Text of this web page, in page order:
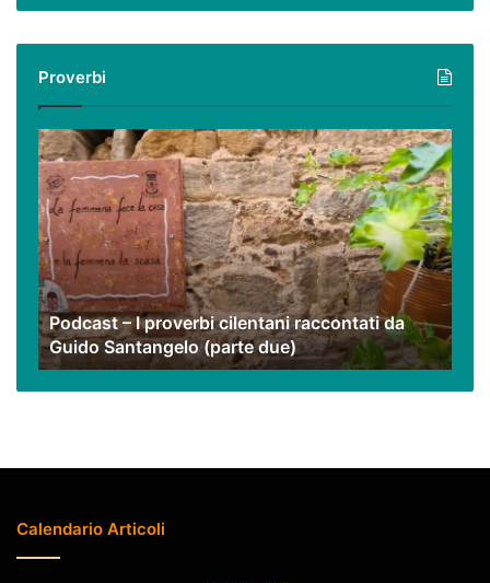
virtuale
nostri
video
Proverbi
Podcast
–
I
proverbi
cilentani
raccontati
da
Guido
Santangelo
(parte
due)
Podcast – I proverbi cilentani raccontati da
Guido Santangelo (parte due)
Calendario Articoli